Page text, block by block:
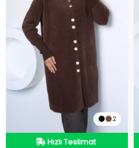
2
Hızlı Teslimat